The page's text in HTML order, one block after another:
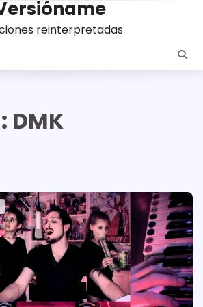
reinterpretadas
DMK